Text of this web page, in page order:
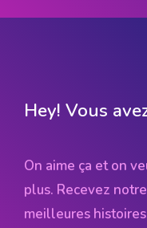
Hey! Vous
On aime ça et on
plus. Recevez
meilleures